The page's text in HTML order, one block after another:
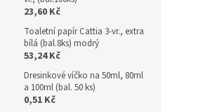
23,60 Kč
Toaletní papír Cattia 3-vr., extra
bílá (bal.8ks) modrý
53,24 Kč
Dresinkové víčko na 50ml, 80ml
a 100ml (bal. 50 ks)
0,51 Kč